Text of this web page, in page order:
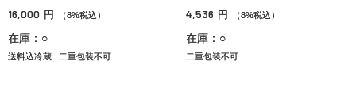
16,000 円 （8%税込）
在庫：○
送料込冷蔵 二重包装不可
4,536 円 （8%税込）
在庫：○
二重包装不可